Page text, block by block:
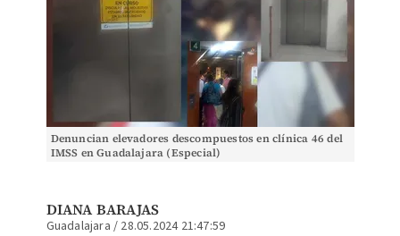
Denuncian elevadores descompuestos en clínica 46 del
IMSS en Guadalajara (Especial)
DIANA BARAJAS
Guadalajara / 28.05.2024 21:47:59